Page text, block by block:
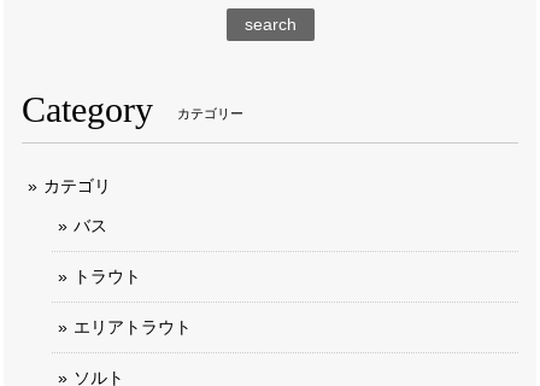
search
Category カテゴリー
カテゴリ
バス
トラウト
エリアトラウト
ソルト